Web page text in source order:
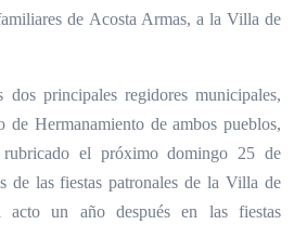
de Acosta Armas, a la Villa de
dos principales regidores municipales,
de Hermanamiento de ambos pueblos,
el próximo domingo 25 de
de las fiestas patronales de la Villa de
acto un año después en las fiestas